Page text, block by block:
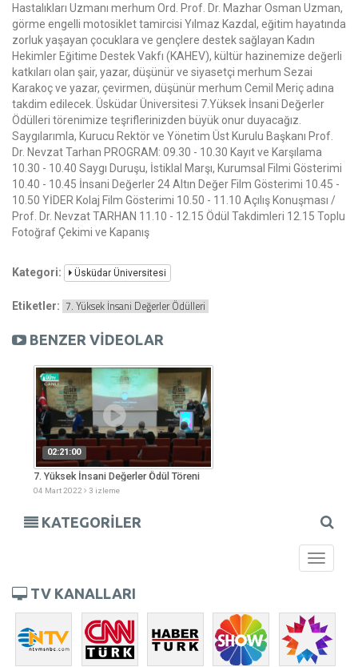
Hastalıkları Uzmanı merhum Ord. Prof. Dr. Mazhar Osman Uzman,
görme engelli motosiklet tamircisi Yılmaz Kazdal, eğitim hayatında
zorluk yaşayan çocuklara ve gençlere destek sağlayan Kadın
Hekimler Eğitime Destek Vakfı (KAHEV), kültür hazinemize değerli
katkıları olan şair, yazar, düşünür ve siyasetçi merhum Sezai
Karakoç ve yazar, çevirmen, düşünür merhum Cemil Meriç adına
takdim edilecek. Üsküdar Üniversitesi 7.Yüksek İnsani Değerler
Ödülleri törenimize teşriflerinizden büyük onur duyacağız.
Saygılarımla, Kurucu Rektör ve Yönetim Üst Kurulu Başkanı Prof.
Dr. Nevzat Tarhan PROGRAM: 09.30 - 10.30 Kayıt ve Karşılama
10.30 - 10.40 Saygı Duruşu, İstiklal Marşı, Kurumsal Filmi Gösterimi
10.40 - 10.45 İnsani Değerler 24 Altın Değer Film Gösterimi 10.45 -
10.50 YİDER Kolaj Film Gösterimi 10.50 - 11.10 Açılış Konuşması /
Prof. Dr. Nevzat TARHAN 11.10 - 12.15 Ödül Takdimleri 12.15 Toplu
Fotoğraf Çekimi ve Kapanış
Kategori: Üsküdar Üniversitesi
Etiketler: 7. Yüksek İnsani Değerler Ödülleri
BENZER VİDEOLAR
02:21:00
7. Yüksek İnsani Değerler Ödül Töreni
04 Mart 2022 3 izleme
KATEGORİLER
Toggle
TV KANALLARI